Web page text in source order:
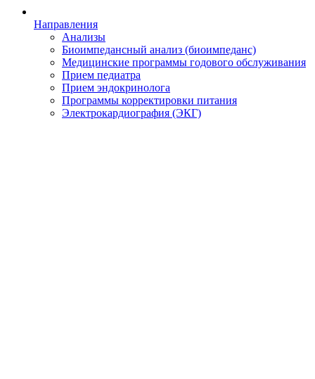
Направления
Анализы
Биоимпедансный анализ (биоимпеданс)
Медицинские программы годового обслуживания
Прием педиатра
Прием эндокринолога
Программы корректировки питания
Электрокардиография (ЭКГ)